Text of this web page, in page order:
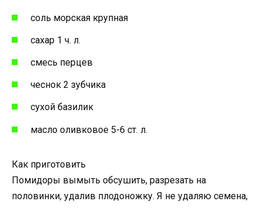
соль морская крупная
сахар 1 ч. л.
смесь перцев
чеснок 2 зубчика
сухой базилик
масло оливковое 5-6 ст. л.
Как приготовить
Помидоры вымыть обсушить, разрезать на
половинки, удалив плодоножку. Я не удаляю семена,